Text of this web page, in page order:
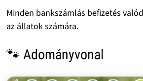
Minden bankszámlás befizetés
az állatok számára.
🐾 Adományvonal